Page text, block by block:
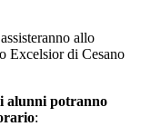
allo
Excelsior di Cesano
alunni potranno
: